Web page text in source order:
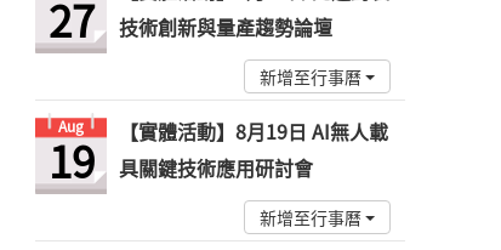
27
技術創新與量產趨勢論壇
新增至行事曆
Aug
19
【實體活動】8月19日 AI無人載
具關鍵技術應用研討會
新增至行事曆